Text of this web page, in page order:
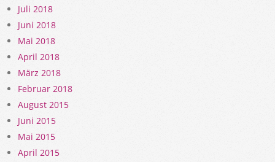
Juli 2018
Juni 2018
Mai 2018
April 2018
März 2018
Februar 2018
August 2015
Juni 2015
Mai 2015
April 2015